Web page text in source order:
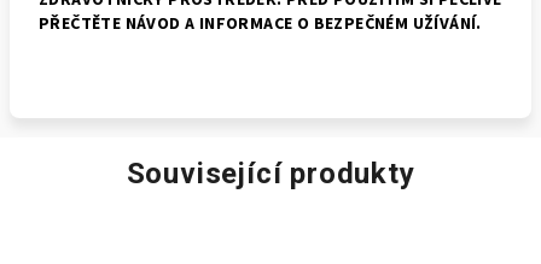
PŘEČTĚTE NÁVOD A INFORMACE O BEZPEČNÉM UŽÍVÁNÍ.
Související produkty